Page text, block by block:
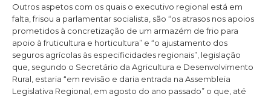
Outros aspetos com os quais o executivo regional está em
falta, frisou a parlamentar socialista, são “os atrasos nos apoios
prometidos à concretização de um armazém de frio para
apoio à fruticultura e horticultura” e “o ajustamento dos
seguros agrícolas às especificidades regionais”, legislação
que, segundo o Secretário da Agricultura e Desenvolvimento
Rural, estaria “em revisão e daria entrada na Assembleia
Legislativa Regional, em agosto do ano passado” o que, até